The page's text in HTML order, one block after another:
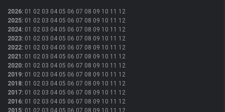
2026: 01 02 03 04 05 06 07 08 09 10 11 12
2025: 01 02 03 04 05 06 07 08 09 10 11 12
2024: 01 02 03 04 05 06 07 08 09 10 11 12
2023: 01 02 03 04 05 06 07 08 09 10 11 12
2022: 01 02 03 04 05 06 07 08 09 10 11 12
2021 : 01 02 03 04 05 06 07 08 09 10 11 12
2020: 01 02 03 04 05 06 07 08 09 10 11 12
2019: 01 02 03 04 05 06 07 08 09 10 11 12
2018: 01 02 03 04 05 06 07 08 09 10 11 12
2017: 01 02 03 04 05 06 07 08 09 10 11 12
2016: 01 02 03 04 05 06 07 08 09 10 11 12
2015: 01 02 03 04 05 06 07 08 09 10 11 12